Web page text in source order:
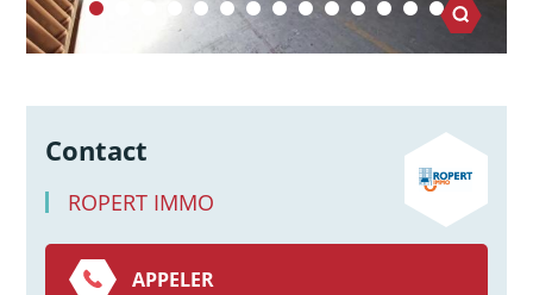
Contact
ROPERT IMMO
APPELER